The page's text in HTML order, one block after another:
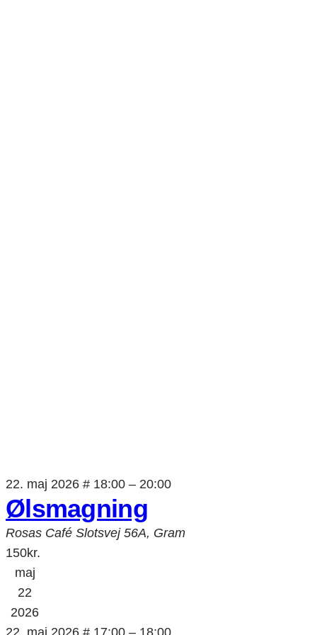
22. maj 2026 # 18:00 – 20:00
Ølsmagning
Rosas Café Slotsvej 56A, Gram
150kr.
maj
22
2026
22. maj 2026 # 17:00 – 18:00